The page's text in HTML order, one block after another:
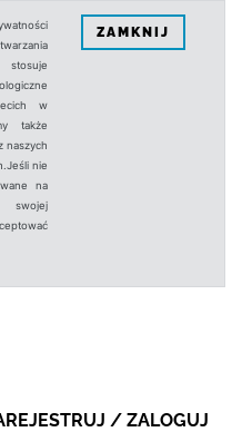
w
także
naszych
nie
na
swojej
ZAMKNIJ
/ ZALOGUJ